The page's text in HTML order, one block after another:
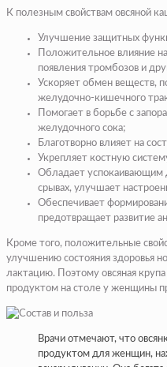
К полезным свойствам овсяной
Улучшение защитных
Положительное влияние
появления тромбозов и
Ускоряет обмен веществ,
желудочно-кишечного
Помогает в борьбе с
желудочного сока;
Благотворно влияет на
Укрепляет костную
Обладает успокаивающим
срывах, улучшает
Обеспечивает
предотвращает развитие
Кроме того, положительные
улучшению состояния здоровья
лактацию. Поэтому овсяная
продуктом на столе у женщины
Врачи отмечают, что
продуктом для женщин,